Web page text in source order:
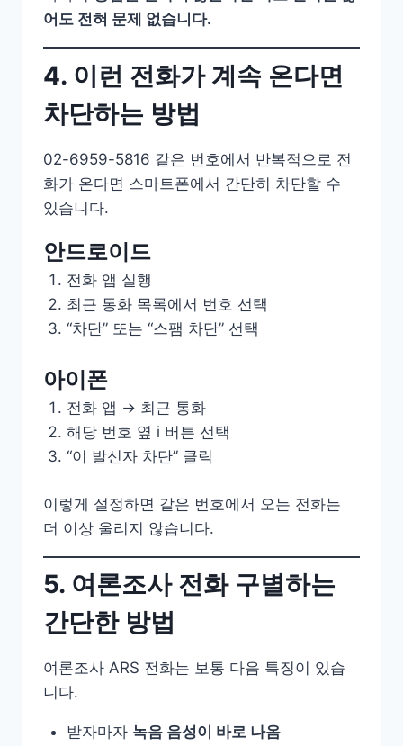
어도 전혀 문제 없습니다.
4. 이런 전화가 계속 온다면
차단하는 방법
02-6959-5816 같은 번호에서 반복적으로 전
화가 온다면 스마트폰에서 간단히 차단할 수
있습니다.
안드로이드
전화 앱 실행
최근 통화 목록에서 번호 선택
“차단” 또는 “스팸 차단” 선택
아이폰
전화 앱 → 최근 통화
해당 번호 옆 i 버튼 선택
“이 발신자 차단” 클릭
이렇게 설정하면 같은 번호에서 오는 전화는
더 이상 울리지 않습니다.
5. 여론조사 전화 구별하는
간단한 방법
여론조사 ARS 전화는 보통 다음 특징이 있습
니다.
받자마자 녹음 음성이 바로 나옴